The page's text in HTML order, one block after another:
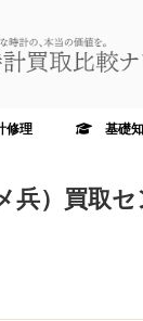
修理 基礎
兵）買取